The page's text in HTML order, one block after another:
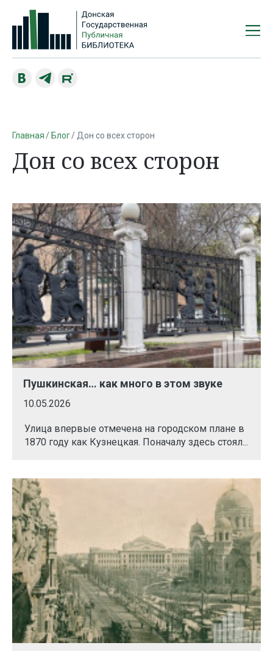
Главная Блог Дон со всех сторон
Дон со всех сторон
Пушкинская… как много в этом звуке
10.05.2026
Улица впервые отмечена на городском плане в
1870 году как Кузнецкая. Поначалу здесь стоял...